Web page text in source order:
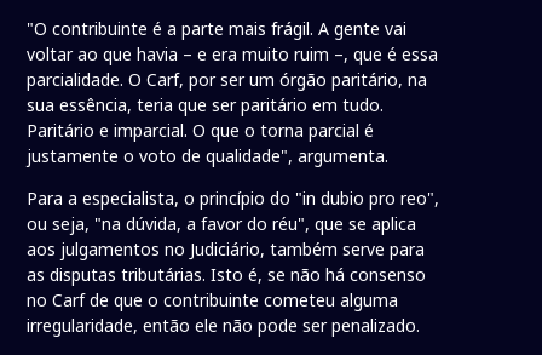
"O contribuinte é a parte mais frágil. A gente vai
voltar ao que havia – e era muito ruim –, que é essa
parcialidade. O Carf, por ser um órgão paritário, na
sua essência, teria que ser paritário em tudo.
Paritário e imparcial. O que o torna parcial é
justamente o voto de qualidade", argumenta.
Para a especialista, o princípio do "in dubio pro reo",
ou seja, "na dúvida, a favor do réu", que se aplica
aos julgamentos no Judiciário, também serve para
as disputas tributárias. Isto é, se não há consenso
no Carf de que o contribuinte cometeu alguma
irregularidade, então ele não pode ser penalizado.